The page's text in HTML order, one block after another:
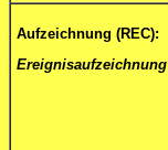
Aufzeichnung (REC):
Ereignisaufzeichnung